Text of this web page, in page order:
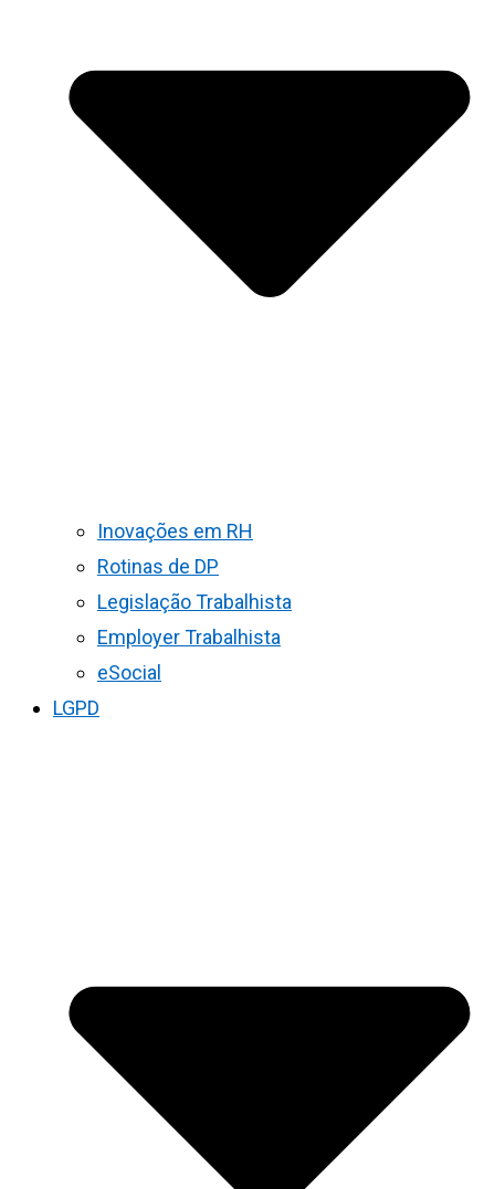
Inovações em RH
Rotinas de DP
Legislação Trabalhista
Employer Trabalhista
eSocial
LGPD